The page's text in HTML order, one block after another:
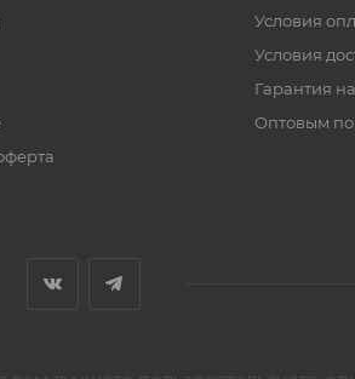
Условия
Условия
Гарантия
Оптовым